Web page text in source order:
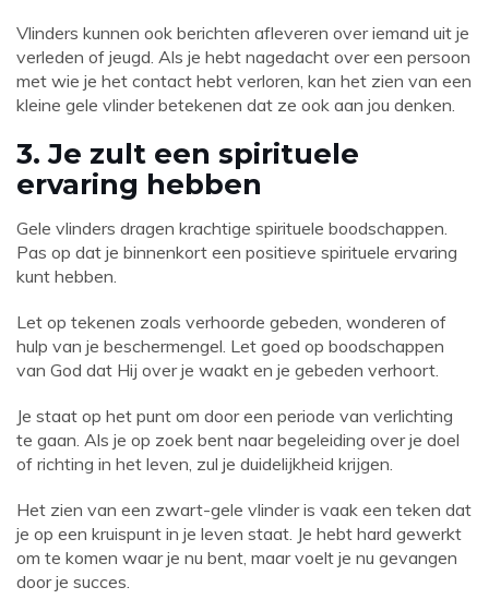
Vlinders kunnen ook berichten afleveren over iemand uit je
verleden of jeugd. Als je hebt nagedacht over een persoon
met wie je het contact hebt verloren, kan het zien van een
kleine gele vlinder betekenen dat ze ook aan jou denken.
3. Je zult een spirituele
ervaring hebben
Gele vlinders dragen krachtige spirituele boodschappen.
Pas op dat je binnenkort een positieve spirituele ervaring
kunt hebben.
Let op tekenen zoals verhoorde gebeden, wonderen of
hulp van je beschermengel. Let goed op boodschappen
van God dat Hij over je waakt en je gebeden verhoort.
Je staat op het punt om door een periode van verlichting
te gaan. Als je op zoek bent naar begeleiding over je doel
of richting in het leven, zul je duidelijkheid krijgen.
Het zien van een zwart-gele vlinder is vaak een teken dat
je op een kruispunt in je leven staat. Je hebt hard gewerkt
om te komen waar je nu bent, maar voelt je nu gevangen
door je succes.